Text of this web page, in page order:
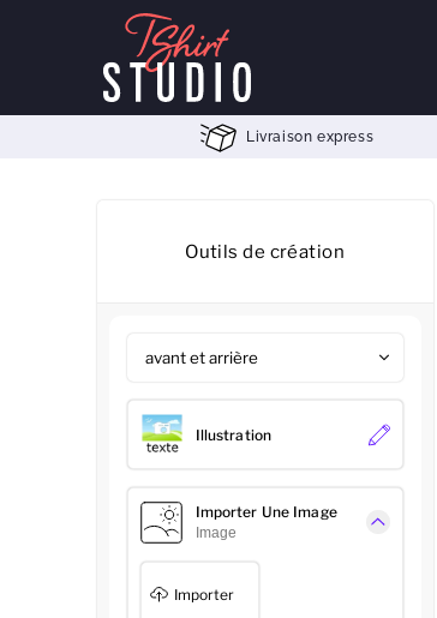
Livraison express
Outils de création
Illustration
Importer Une Image
Image
Importer